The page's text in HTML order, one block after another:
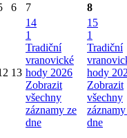
6 7 8
13
14
1
Tradiční
vranovické
hody 2026
Zobrazit
všechny
záznamy ze
dne
15
1
Tradiční
hody
Zobrazit
všechny
dne